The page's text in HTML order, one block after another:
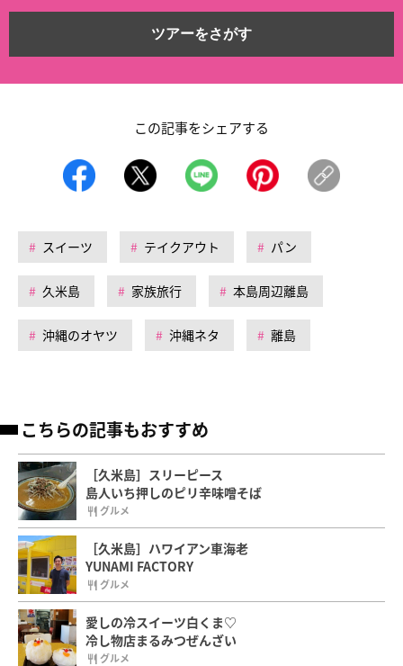
ツアーをさがす
この記事をシェアする
スイーツ テイクアウト パン
久米島 家族旅行 本島周辺離島
沖縄のオヤツ 沖縄ネタ 離島
こちらの記事もおすすめ
［久米島］スリーピース
島人いち押しのピリ辛味噌そば
グルメ
［久米島］ハワイアン車海老
YUNAMI FACTORY
グルメ
愛しの冷スイーツ白くま♡
冷し物店まるみつぜんざい
グルメ